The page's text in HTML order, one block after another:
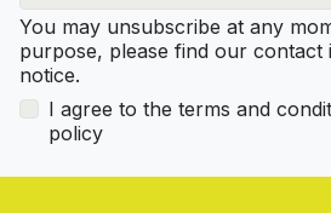
You may unsubscribe at any
purpose, please find our contact
notice.
I agree to the terms and
policy